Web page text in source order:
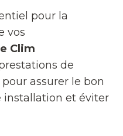
pour la
vos
Clim
de
assurer le bon
et éviter